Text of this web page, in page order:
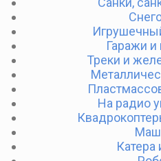
Гаражи и
Треки и
На радио
Катера